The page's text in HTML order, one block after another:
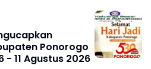
Ponorogo
- 11 Agustus 2026